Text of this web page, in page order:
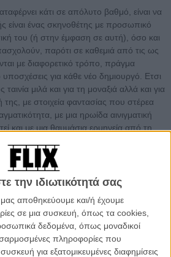
την ιδιωτικότητά σας
μας αποθηκεύουμε και/ή έχουμε
σε μια συσκευή, όπως τα cookies,
δεδομένα, όπως μοναδικοί
πληροφορίες που
για εξατομικευμένες διαφημίσεις
κάτι σε απόλυτο βαθμό, είναι να
είναι ένας σκηνοθέτης με προσωπικό
του (ή στην έμφαση σε αυτή), όσο και
παρότι σε καθεμιά από τις ως
με διαφορετικό τρόπο, πράγμα
για κάθε νέο δημιουργό. Ετσι
μιλά και για τη μοναξιά αλλά και για
με στοιχεία φαντασίας που στέρεα
με μια ηρωίδα αινιγματική
και με μια θαυμάσια ερμηνεία από τη
γι' αυτά και άλλα πολλά στο Flix.
2023 | Βραβείο για το σχέδιο
Μαυρή με τίτλο «Liar Man»